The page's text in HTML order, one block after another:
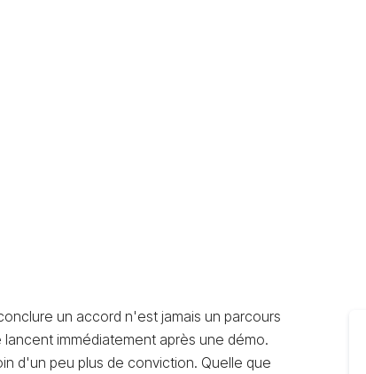
un accord n'est jamais un parcours
immédiatement après une démo.
d'un peu plus de conviction. Quelle que